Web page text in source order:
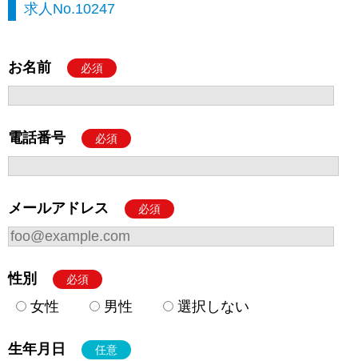
求人No.10247
お名前 必須
電話番号 必須
メールアドレス 必須
性別 必須
女性 男性 選択しない
生年月日 任意